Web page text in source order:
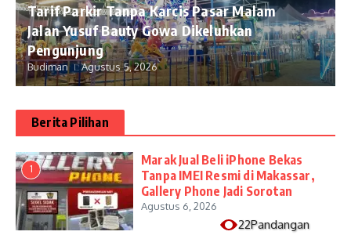
Tarif Parkir Tanpa Karcis Pasar Malam
Jalan Yusuf Bauty Gowa Dikeluhkan
Pengunjung
Budiman Agustus 5, 2026
Berita Pilihan
1
​Marak Jual Beli iPhone Bekas
Tanpa IMEI Resmi di Makassar,
Gallery Phone Jadi Sorotan
Agustus 6, 2026
22Pandangan